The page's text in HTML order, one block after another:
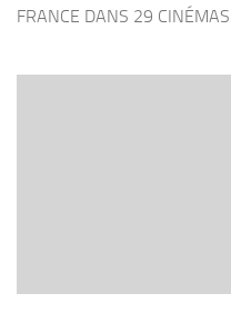
FRANCE DANS 29 CINÉMAS...